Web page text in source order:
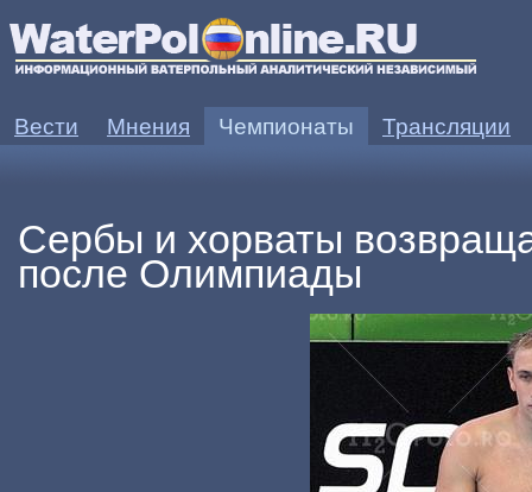
Почему уже более 14 лет мужское водное поло в стагнации?
Вести Мнения Чемпионаты Трансляции
Сербы и хорваты
после Олимпиады